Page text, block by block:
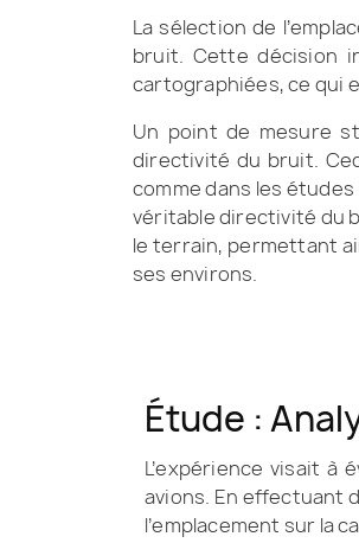
La sélection de
bruit. Cette décision
cartographiées, ce qui
Un point de mesure
directivité du bruit.
comme dans les
véritable directivité du
le terrain, permettant
ses environs.
Étude :
L’expérience visait
avions. En effectuant
l’emplacement sur la